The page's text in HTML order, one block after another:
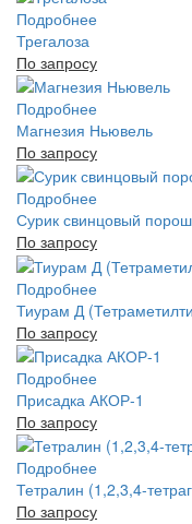
Подробнее
Трегалоза
По запросу
Подробнее
Магнезия Ньювель
По запросу
Подробнее
Сурик свинцовый
По запросу
Подробнее
Тиурам Д
По запросу
Подробнее
Присадка АКОР-1
По запросу
Подробнее
Тетралин (1,2,3,4-
По запросу